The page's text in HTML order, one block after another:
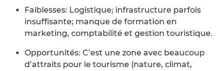
Faiblesses: Logistique; infrastructure parfois
insuffisante; manque de formation en
marketing, comptabilité et gestion touristique.
Opportunités: C’est une zone avec beaucoup
d’attraits pour le tourisme (nature, climat,